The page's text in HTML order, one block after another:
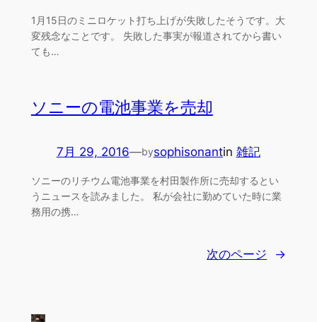
1月15日のミニロケット打ち上げが失敗したそうです。大
変残念なことです。 失敗した事実が報道されてから書い
ても…
ソニーの電池事業を売却
7月 29, 2016—bysophisonantin 雑記
ソニーのリチウム電池事業を村田製作所に売却するとい
うニュースを読みました。 私が会社に勤めていた時に業
務用の携…
次のページ →